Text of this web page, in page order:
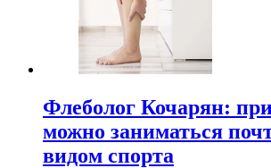
Флеболог Кочарян:
можно заниматься
видом спорта